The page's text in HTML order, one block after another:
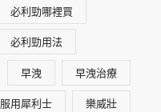
必利勁哪裡買
必利勁用法
早洩 早洩治療
服用犀利士 樂威壯